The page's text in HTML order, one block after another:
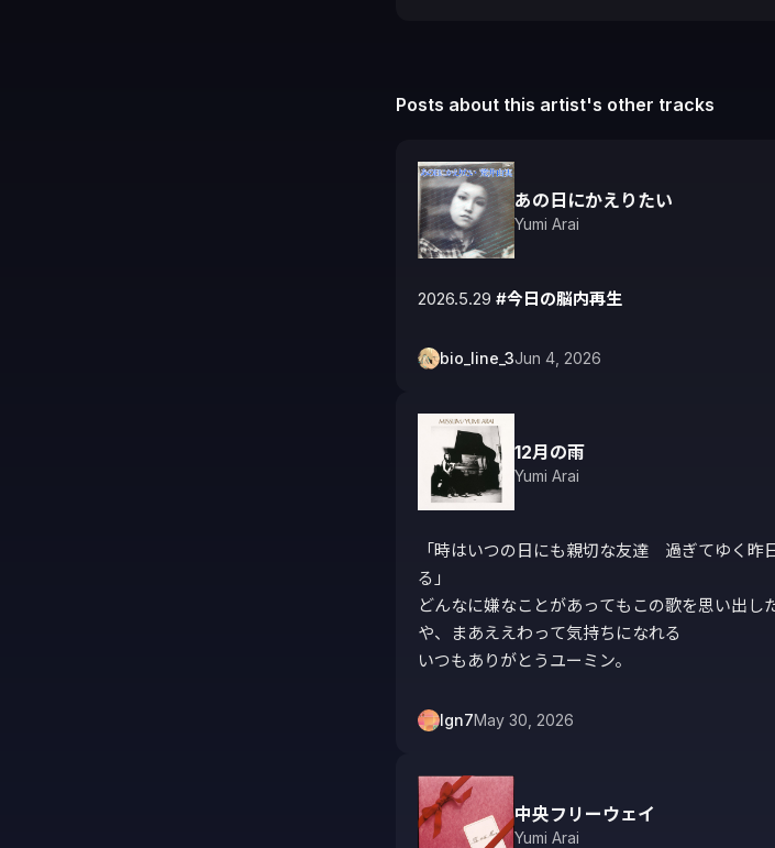
Posts about this artist's other tracks
あの日にかえりたい
Yumi Arai
2026.5.29 #今日の脳内再生
bio_line_3Jun 4, 2026
12月の雨
Yumi Arai
「時はいつの日にも親切な友達　過ぎてゆく昨
る」
どんなに嫌なことがあってもこの歌を思い出し
や、まあええわって気持ちになれる
いつもありがとうユーミン。
lgn7May 30, 2026
中央フリーウェイ
Yumi Arai